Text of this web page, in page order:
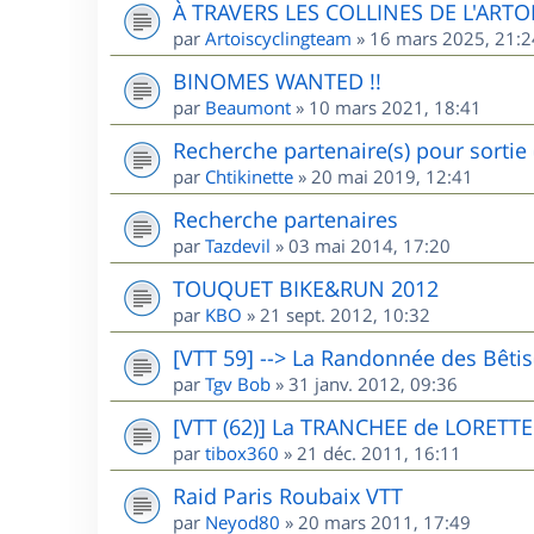
À TRAVERS LES COLLINES DE
par Artoiscyclingteam » 16 mars 2025,
BINOMES WANTED !!
par Beaumont » 10 mars 2021, 18:41
Recherche partenaire(s) pour
par Chtikinette » 20 mai 2019, 12:41
Recherche partenaires
par Tazdevil » 03 mai 2014, 17:20
TOUQUET BIKE&RUN 2012
par KBO » 21 sept. 2012, 10:32
[VTT 59] --> La Randonnée des
par Tgv Bob » 31 janv. 2012, 09:36
[VTT (62)] La TRANCHEE de
par tibox360 » 21 déc. 2011, 16:11
Raid Paris Roubaix VTT
par Neyod80 » 20 mars 2011, 17:49